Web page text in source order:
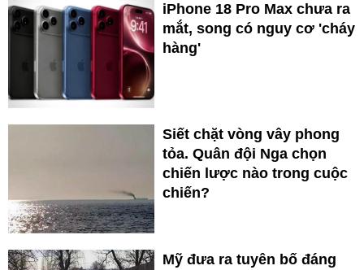
iPhone 18 Pro Max chưa ra
mắt, song có nguy cơ 'cháy
hàng'
Siết chặt vòng vây phong
tỏa. Quân đội Nga chọn
chiến lược nào trong cuộc
chiến?
Mỹ đưa ra tuyên bố đáng